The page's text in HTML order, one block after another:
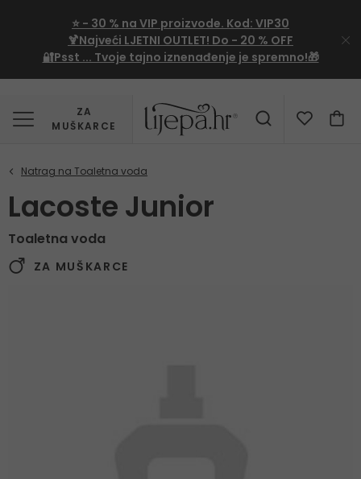
⭐ - 30 % na VIP proizvode. Kod: VIP30
🍹Najveći LJETNI OUTLET! Do - 20 % OFF
🔐Psst ... Tvoje tajno iznenađenje je spremno!🎁
ZA
MUŠKARCE
Lacoste Junior
Toaletna voda
ZA MUŠKARCE